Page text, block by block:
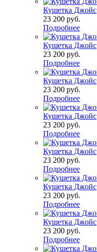
Кушетка Джойс
23 200 руб.
Подробнее
Кушетка Джойс
23 200 руб.
Подробнее
Кушетка Джойс
23 200 руб.
Подробнее
Кушетка Джойс
23 200 руб.
Подробнее
Кушетка Джойс
23 200 руб.
Подробнее
Кушетка Джойс
23 200 руб.
Подробнее
Кушетка Джойс
23 200 руб.
Подробнее